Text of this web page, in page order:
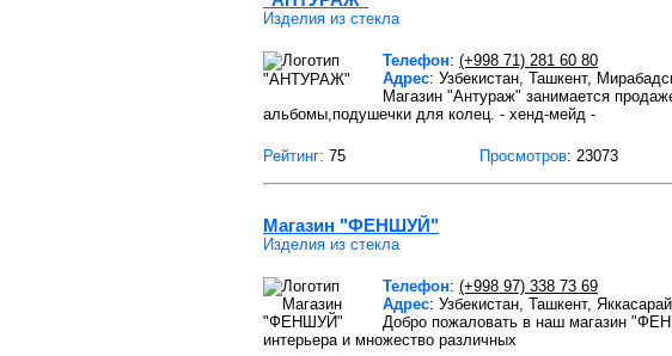
Изделия из стекла
Телефон: (+998 71) 281 60 80
Адрес: Узбекистан, Ташкент,
Магазин "Антураж" занимается
альбомы,подушечки для колец. - хенд-мейд -
Рейтинг: 75 Просмотров: 23073
Магазин "ФЕНШУЙ"
Изделия из стекла
Телефон: (+998 97) 338 73 69
Адрес: Узбекистан, Ташкент,
Добро пожаловать в наш магазин
интерьера и множество различных